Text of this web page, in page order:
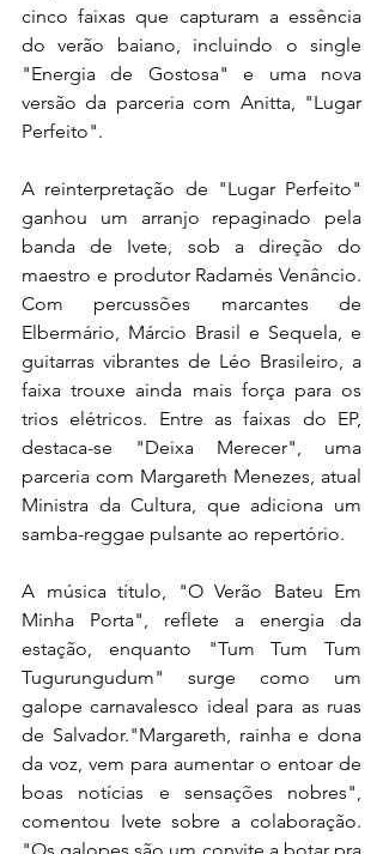
cinco faixas que capturam a essência
do verão baiano, incluindo o single
"Energia de Gostosa" e uma nova
versão da parceria com Anitta, "Lugar
Perfeito".
A reinterpretação de "Lugar Perfeito"
ganhou um arranjo repaginado pela
banda de Ivete, sob a direção do
maestro e produtor Radamés Venâncio.
Com percussões marcantes de
Elbermário, Márcio Brasil e Sequela, e
guitarras vibrantes de Léo Brasileiro, a
faixa trouxe ainda mais força para os
trios elétricos. Entre as faixas do EP,
destaca-se "Deixa Merecer", uma
parceria com Margareth Menezes, atual
Ministra da Cultura, que adiciona um
samba-reggae pulsante ao repertório.
A música título, "O Verão Bateu Em
Minha Porta", reflete a energia da
estação, enquanto "Tum Tum Tum
Tugurungudum" surge como um
galope carnavalesco ideal para as ruas
de Salvador."Margareth, rainha e dona
da voz, vem para aumentar o entoar de
boas notícias e sensações nobres",
comentou Ivete sobre a colaboração.
"Os galopes são um convite a botar pra